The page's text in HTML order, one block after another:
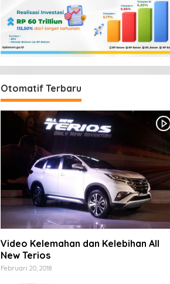
Otomatif Terbaru
Video Kelemahan dan Kelebihan All
New Terios
Februari 20, 2018